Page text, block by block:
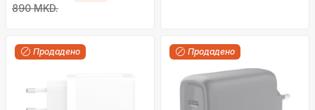
890 MKD.
Продадено Продадено